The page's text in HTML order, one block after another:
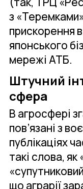
з
прискорення
японського
мережі АТБ.
Штучний
сфера
В агросфері
пов’язані з
публікаціях
такі слова, як
що аграрії